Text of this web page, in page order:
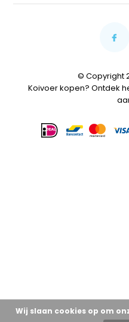
© Copyright
Koivoer kopen? Ontdek
Wij slaan cookies op om